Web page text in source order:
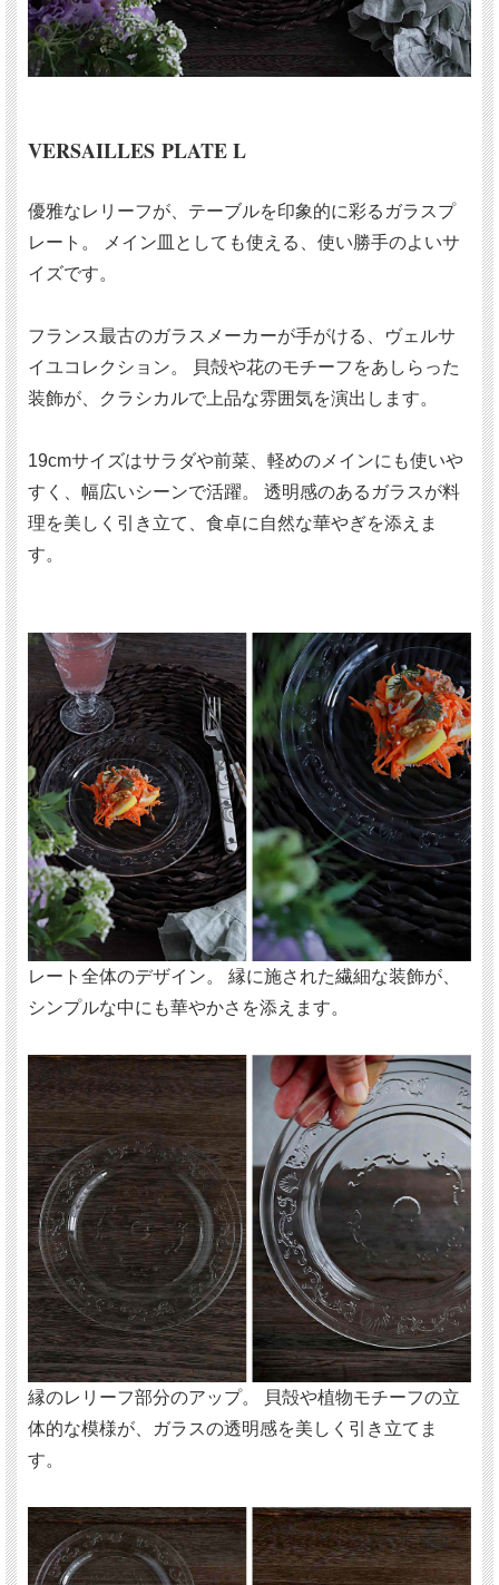
VERSAILLES PLATE L
優雅なレリーフが、テーブルを印象的に彩るガラスプ
レート。 メイン皿としても使える、使い勝手のよいサ
イズです。
フランス最古のガラスメーカーが手がける、ヴェルサ
イユコレクション。 貝殻や花のモチーフをあしらった
装飾が、クラシカルで上品な雰囲気を演出します。
19cmサイズはサラダや前菜、軽めのメインにも使いや
すく、幅広いシーンで活躍。 透明感のあるガラスが料
理を美しく引き立て、食卓に自然な華やぎを添えま
す。
レート全体のデザイン。 縁に施された繊細な装飾が、
シンプルな中にも華やかさを添えます。
縁のレリーフ部分のアップ。 貝殻や植物モチーフの立
体的な模様が、ガラスの透明感を美しく引き立てま
す。